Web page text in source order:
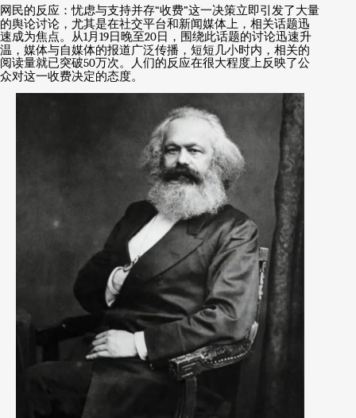
网民的反应：忧虑与支持并存“收费”这一决策立即引发了大量
的舆论讨论，尤其是在社交平台和新闻媒体上，相关话题迅
速成为焦点。从1月 19日晚至20日，围绕此话题的讨论迅速升
温，媒体与自媒体的报道广泛传播，短短几小时内，相关的
阅读量就已突破50万次。人们的反应在很大程度上反映了公
众对这一收费决定的态度。